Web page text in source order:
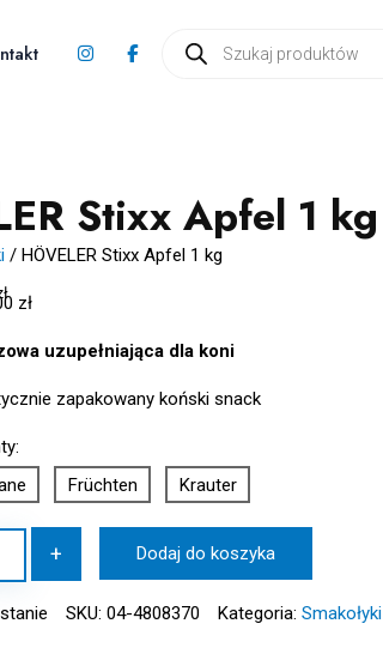
produktów
Stixx Apfel 1 kg
/HÖVELER Stixx Apfel 1 kg
zł
uzupełniająca dla koni
zapakowany koński snack
Früchten Krauter
+ Dodaj do koszyka
SKU:04-4808370 Kategoria:Smakołyki